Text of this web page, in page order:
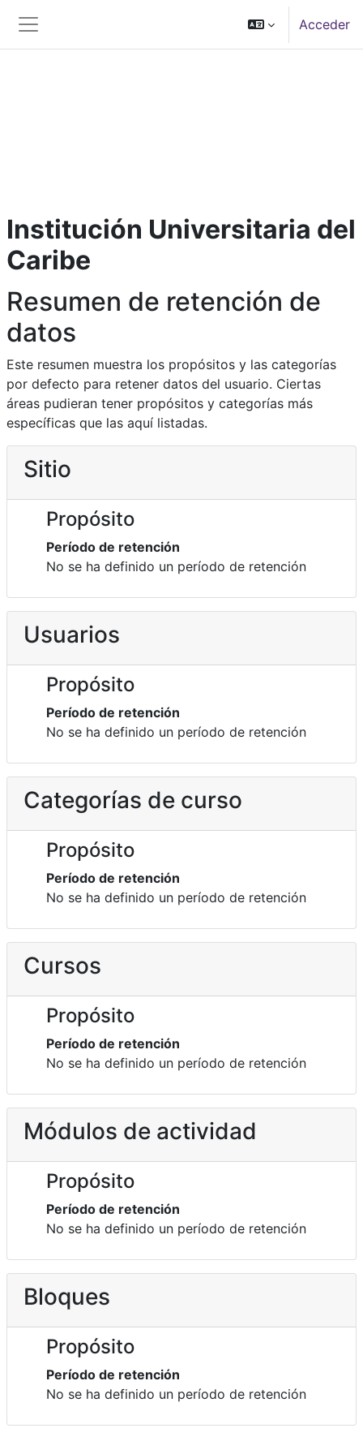
Panel lateral
Acceder
Institución Universitaria del
Caribe
Resumen de retención de
datos
Este resumen muestra los propósitos y las categorías
por defecto para retener datos del usuario. Ciertas
áreas pudieran tener propósitos y categorías más
específicas que las aquí listadas.
Sitio
Propósito
Período de retención
No se ha definido un período de retención
Usuarios
Propósito
Período de retención
No se ha definido un período de retención
Categorías de curso
Propósito
Período de retención
No se ha definido un período de retención
Cursos
Propósito
Período de retención
No se ha definido un período de retención
Módulos de actividad
Propósito
Período de retención
No se ha definido un período de retención
Bloques
Propósito
Período de retención
No se ha definido un período de retención